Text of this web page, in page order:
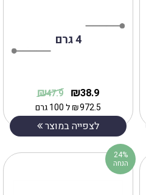
4 גרם
38.9
₪
47.9
₪
972.5
₪ל 100 גרם
לצפייה במוצר
24%
הנחה